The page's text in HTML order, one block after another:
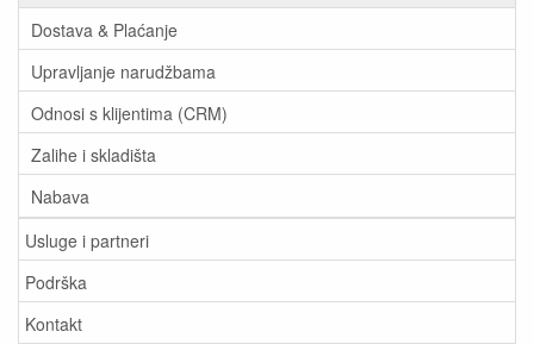
Dostava & Plaćanje
Upravljanje narudžbama
Odnosi s klijentima (CRM)
Zalihe i skladišta
Nabava
Usluge i partneri
Podrška
Kontakt